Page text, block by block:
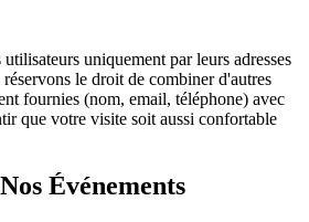
uniquement par leurs adresses
le droit de combiner d'autres
fournies (nom, email, téléphone) avec
que votre visite soit aussi confortable
Événements